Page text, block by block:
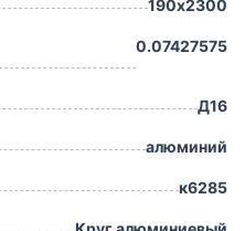
190х2300
0.07427575
Д16
алюминий
к6285